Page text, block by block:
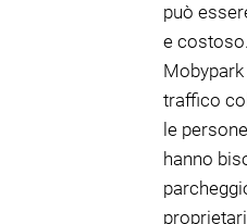
può
e costoso.
Mobypark
traffico
le
hanno